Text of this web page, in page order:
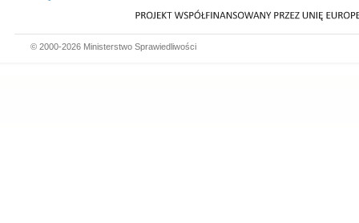
© 2000-2026 Ministerstwo Sprawiedliwości